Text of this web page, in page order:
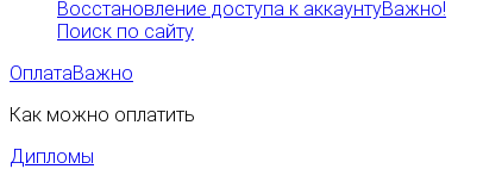
Восстановление доступа к аккаунтуВажно!
Поиск по сайту
ОплатаВажно
Как можно оплатить
Дипломы